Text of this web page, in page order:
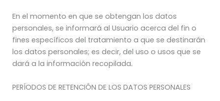
En el momento en que se obtengan los datos
personales, se informará al Usuario acerca del fin o
fines específicos del tratamiento a que se destinarán
los datos personales; es decir, del uso o usos que se
dará a la información recopilada.
PERÍODOS DE RETENCIÓN DE LOS DATOS PERSONALES